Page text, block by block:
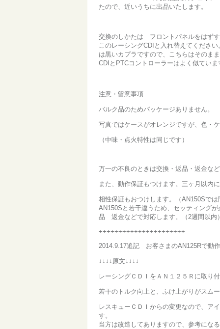
たので、近いうちに出品いたします。
交換のしかたは フロントパネルをはず
このレーシングCDIと入れ替えてくださ
は黒いカプラですので、こちらはそのま
CDIとPTCコントローラーはよく似てい
注意・留意事項
バルク品のためパッケージありません。
写真ではケースがオレンジですが、色・
（中味・点火特性は同じです）
万一の不良のときは交換・返品・返金な
また、動作保証もつけます。三ヶ月以内
相性保証もおつけします。（AN150Sで
AN150Sと若干違うため、セッティング
品 返金などで対応します。（2週間以内
++++++++++++++++++++++
2014.9.17追記 お客さまのAN125Rで動
↓↓↓↓原文↓↓↓↓
レーシングＣＤＩをＡＮ１２５Ｒに取り
若干のトルク向上と、ふけ上がりがスム
レスキューＣＤＩからの変更なので、ア
す。
当方は改造してありますので、参考にな